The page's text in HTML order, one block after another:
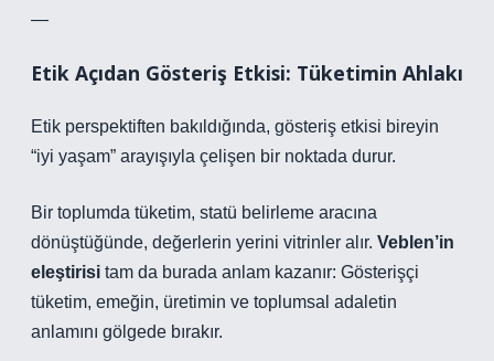
—
Etik Açıdan Gösteriş Etkisi: Tüketimin Ahlakı
Etik perspektiften bakıldığında, gösteriş etkisi bireyin
“iyi yaşam” arayışıyla çelişen bir noktada durur.
Bir toplumda tüketim, statü belirleme aracına
dönüştüğünde, değerlerin yerini vitrinler alır. Veblen’in
eleştirisi tam da burada anlam kazanır: Gösterişçi
tüketim, emeğin, üretimin ve toplumsal adaletin
anlamını gölgede bırakır.